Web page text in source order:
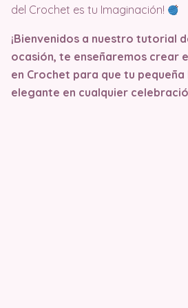
del Crochet es tu Imaginación!
¡Bienvenidos a nuestro tutorial
ocasión, te enseñaremos crear
en Crochet para que tu
elegante en cualquier